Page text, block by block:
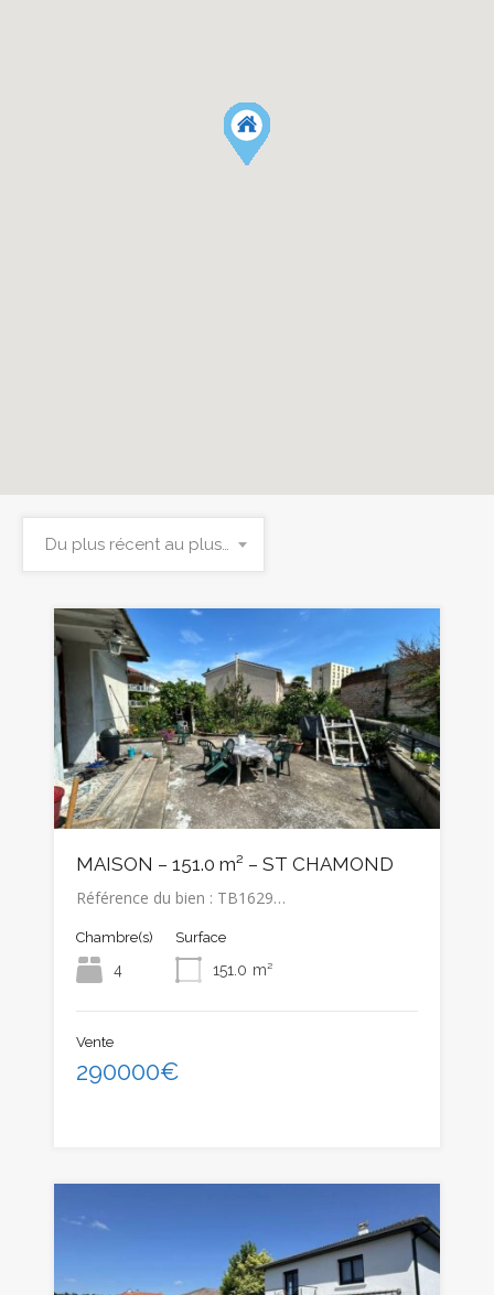
Du plus récent au plus ancien
MAISON – 151.0 m² – ST CHAMOND
Référence du bien : TB1629…
Chambre(s)
4
Surface
151.0 m²
Vente
290000€